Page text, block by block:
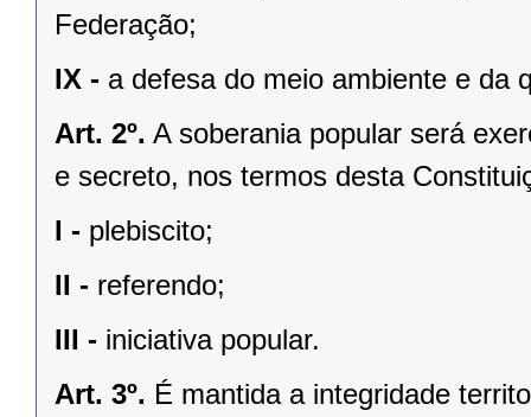
Federação;
IX - a defesa do meio ambiente e da
Art. 2º. A soberania popular será
e secreto, nos termos desta
I - plebiscito;
II - referendo;
III - iniciativa popular.
Art. 3º. É mantida a integridade